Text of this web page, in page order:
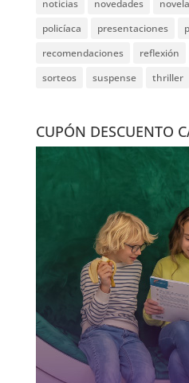
festivales
ficción ficción
ganadores
histórica
lectura conjunta
misterio
narrativa contemporánea
presentaciones
psicología
thriller
CUPÓN DESCUENTO